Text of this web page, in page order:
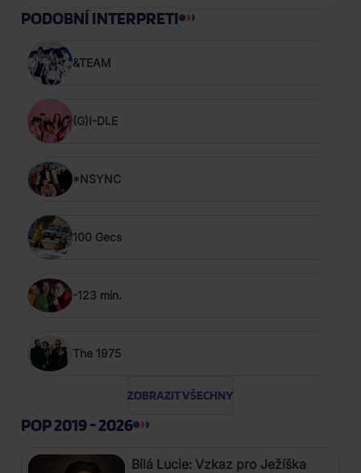
PODOBNÍ INTERPRETI
&TEAM
(G)I-DLE
*NSYNC
100 Gecs
-123 min.
The 1975
ZOBRAZIT VŠECHNY
POP 2019 - 2026
Bílá Lucie: Vzkaz pro Ježíška